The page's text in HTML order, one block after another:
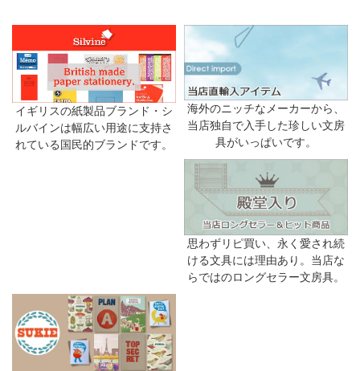
イギリスの紙製品ブランド・シ
ルバインは幅広い用途に支持さ
れている国民的ブランドです。
海外のニッチなメーカーから、
当店独自で入手した珍しい文房
具がいっぱいです。
思わずリピ買い、永く愛され続
ける文具には理由あり。当店な
らではのロングセラー文房具。